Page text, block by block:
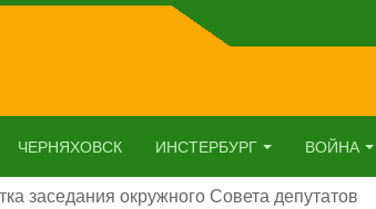
ЧЕРНЯХОВСК ИНСТЕРБУРГ ВОЙНА
заседания окружного Совета депутатов